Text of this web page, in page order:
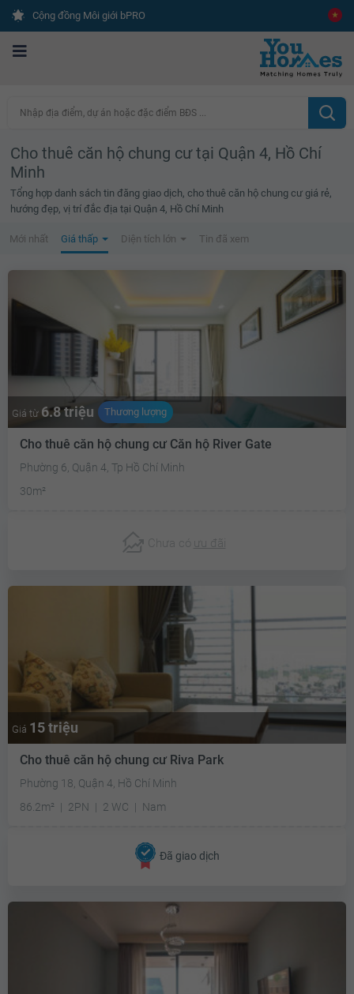
Cộng đồng Môi giới bPRO
Nhập địa điểm, dự án hoặc đặc điểm BĐS ...
Cho thuê căn hộ chung cư tại Quận 4, Hồ Chí
Minh
Tổng hợp danh sách tin đăng giao dịch, cho thuê căn hộ chung cư giá rẻ,
hướng đẹp, vị trí đắc địa tại Quận 4, Hồ Chí Minh
Mới nhất Giá thấp Diện tích lớn Tin đã xem
Giá từ 6.8 triệu Thương lượng
Cho thuê căn hộ chung cư Căn hộ River Gate
Phường 6, Quận 4, Tp Hồ Chí Minh
30m²
Chưa có ưu đãi
Giá 15 triệu
Cho thuê căn hộ chung cư Riva Park
Phường 18, Quận 4, Hồ Chí Minh
86.2m²
2PN 2 WC Nam
Đã giao dịch